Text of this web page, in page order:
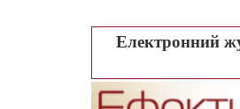
Електронний